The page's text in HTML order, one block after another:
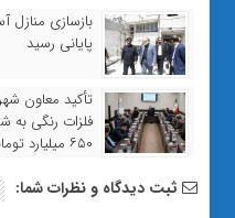
بازسازی
پایانی رسید
تأکید معاون
فلزات رنگی
۶۵۰ میلیارد تومانی برای سال ۱۴۰۵
ثبت دیدگاه و نظرات شما: